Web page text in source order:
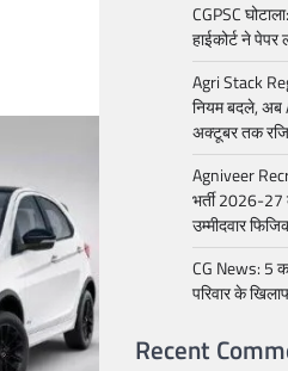
CGPSC
हाईकोर्ट ने
Agri Stack
नियम बदले, अब
अक्टूबर तक
Agniveer
भर्ती 2026-27
उम्मीदवार
CG News: 5
परिवार के
Recent